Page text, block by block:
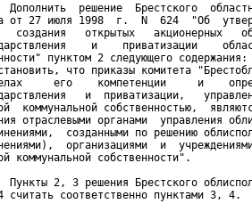
Дополнить  решение  Брестского
от 27 июля 1998  г.  N  624  "Об
создания   открытых   акционерных
и    приватизации
пунктом 2 следующего содержания:
что приказы комитета
его    компетенции     и
и  приватизации,
коммунальной собственностью,
отраслевыми органами  управления
созданными по решению
организациями  и
коммунальной собственности".
Пункты 2, 3 решения Брестского
считать соответственно пунктами 3, 4.